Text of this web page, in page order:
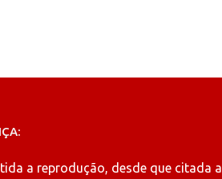
a reprodução, desde que citada a